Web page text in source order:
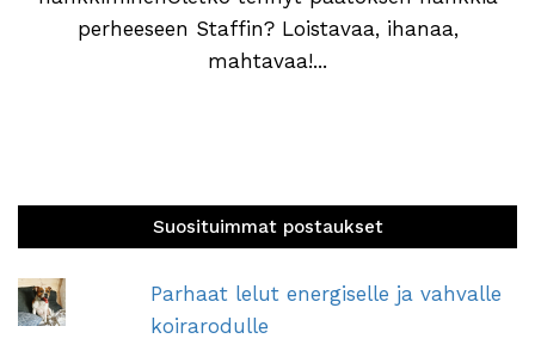
perheeseen Staffin? Loistavaa, ihanaa,
mahtavaa!...
Suosituimmat postaukset
Parhaat lelut energiselle ja vahvalle
koirarodulle